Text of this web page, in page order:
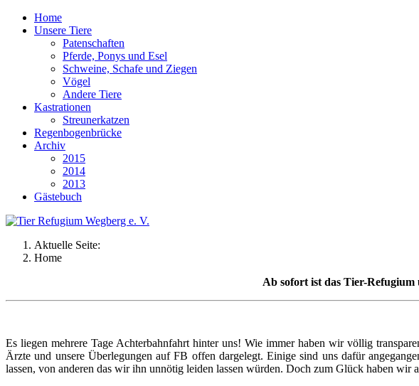
Home
Unsere Tiere
Patenschaften
Pferde, Ponys und Esel
Schweine, Schafe und Ziegen
Vögel
Andere Tiere
Kastrationen
Streunerkatzen
Regenbogenbrücke
Archiv
2015
2014
2013
Gästebuch
Aktuelle Seite:
Home
Ab sofort ist das Tier-Refugium
Es liegen mehrere Tage Achterbahnfahrt hinter uns! Wie immer haben wir völlig
Ärzte und unsere Überlegungen auf FB offen dargelegt. Einige sind uns dafür
lassen, von anderen das wir ihn unnötig leiden lassen würden. Doch zum Glück haben